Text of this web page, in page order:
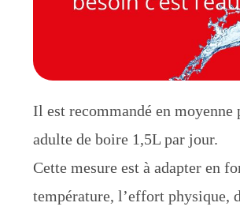
Il est recommandé en moyenne
adulte de boire 1,5L par jour.
Cette mesure est à adapter en
température, l’effort physique,